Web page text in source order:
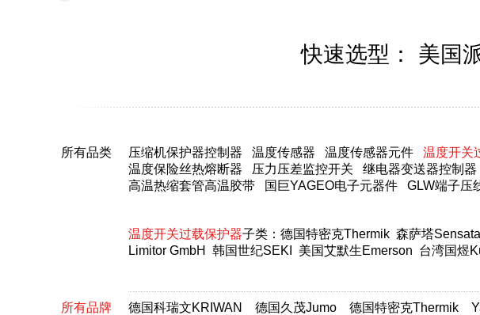
快速选型： 美国
所有品类 压缩机保护器控制器 温度传感器 温度传感器元件 温度开关
温度保险丝热熔断器
压力压差监控开关 继电器变送器控制器
高温热缩套管高温胶带
国巨YAGEO电子元器件 GLW端子压
温度开关过载保护器子类： 德国特密克Thermik 森萨塔
Limitor GmbH
韩国世纪SEKI 美国艾默生Emerson 台湾国煜
所有品牌 德国科瑞文KRIWAN 德国久茂Jumo 德国特密克Thermik